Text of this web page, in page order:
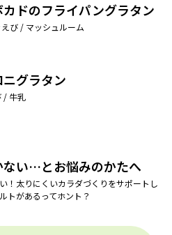
ドのフライパングラタン
び / マッシュルーム
グラタン
/ 牛乳
ない…とお悩みのかたへ
！太りにくいカラダづくりをサポートし
トがあるってホント？